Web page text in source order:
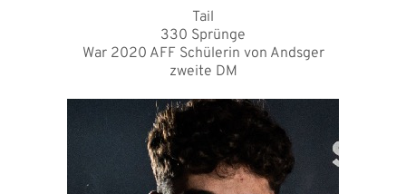
Tail
330 Sprünge
War 2020 AFF Schülerin von Andsger
zweite DM